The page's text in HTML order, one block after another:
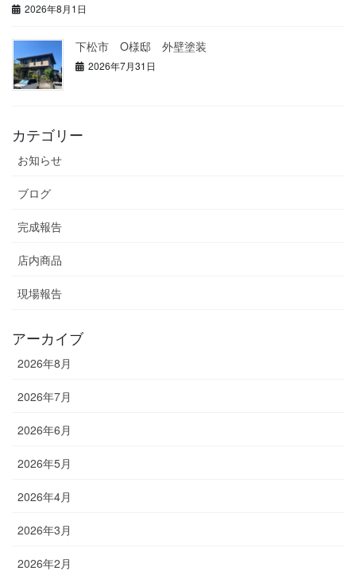
2026年8月1日
下松市 O様邸 外壁塗装
2026年7月31日
カテゴリー
お知らせ
ブログ
完成報告
店内商品
現場報告
アーカイブ
2026年8月
2026年7月
2026年6月
2026年5月
2026年4月
2026年3月
2026年2月